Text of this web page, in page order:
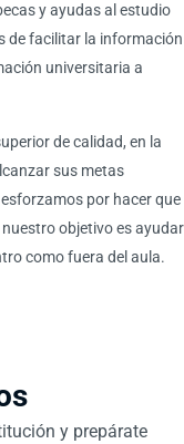
y ayudas al estudio
de facilitar la información
universitaria a
de calidad, en la
sus metas
por hacer que
objetivo es ayudar
como fuera del aula.
y prepárate